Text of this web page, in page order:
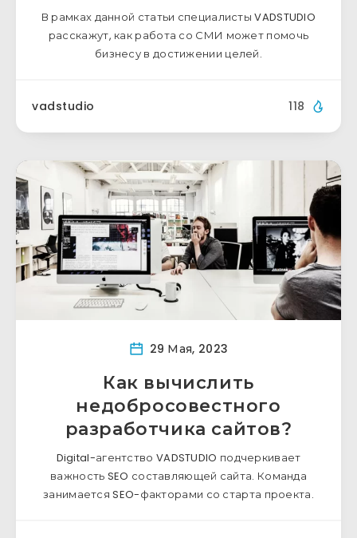
В рамках данной статьи специалисты VADSTUDIO
расскажут, как работа со СМИ может помочь
бизнесу в достижении целей.
vadstudio 118
29 Мая, 2023
Как вычислить
недобросовестного
разработчика сайтов?
Digital-агентство VADSTUDIO подчеркивает
важность SEO составляющей сайта. Команда
занимается SEO-факторами со старта проекта.